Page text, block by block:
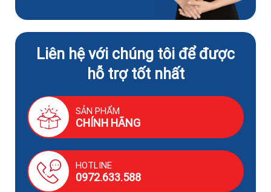
Liên hệ với chúng tôi để được
hỗ trợ tốt nhất
SẢN PHẨM
CHÍNH HÃNG
HOTLINE
0972.633.588